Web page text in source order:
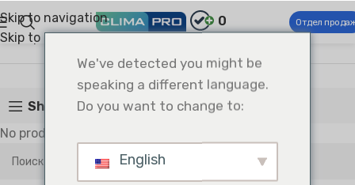
Skip to navigation
Skip to main content
0 Отдел
Climapro® Охлаждение
Охлаждение
Show sidebar
No products were found matching your selection.
We've detected you might be
speaking a different language.
Do you want to change to:
English